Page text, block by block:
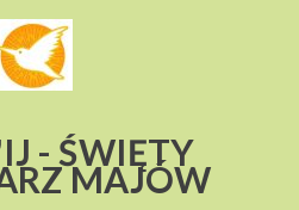
- ŚWIĘTY
MAJÓW